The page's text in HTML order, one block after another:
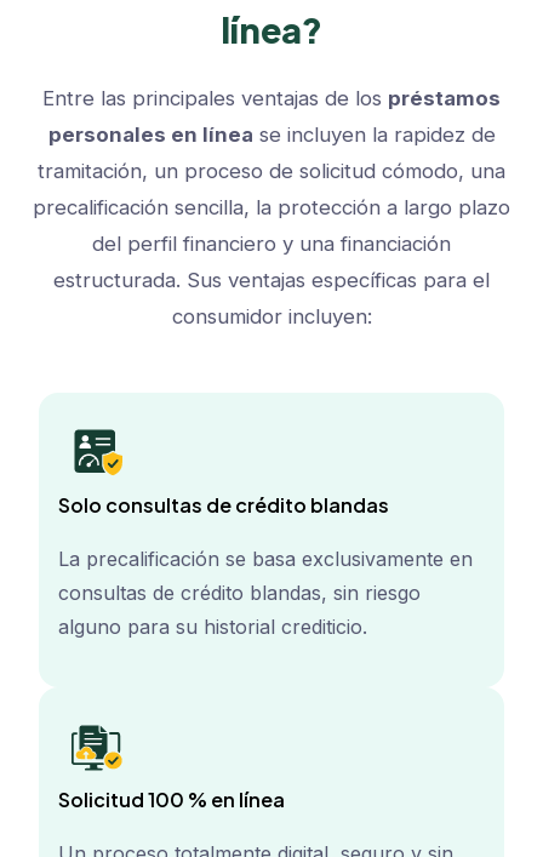
línea?
Entre las principales ventajas de los préstamos
personales en línea se incluyen la rapidez de
tramitación, un proceso de solicitud cómodo, una
precalificación sencilla, la protección a largo plazo
del perfil financiero y una financiación
estructurada. Sus ventajas específicas para el
consumidor incluyen:
Solo consultas de crédito blandas
La precalificación se basa exclusivamente en
consultas de crédito blandas, sin riesgo
alguno para su historial crediticio.
Solicitud 100 % en línea